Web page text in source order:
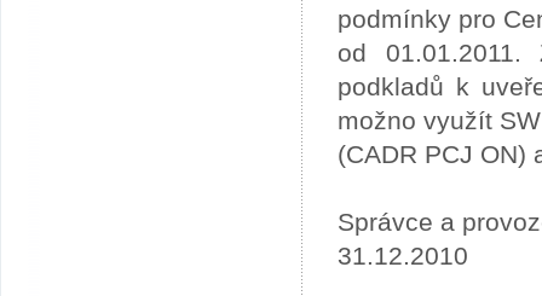
podmínky pro
od 01.01.2011.
podkladů k
možno využít
(CADR PCJ ON)
Správce a
31.12.2010